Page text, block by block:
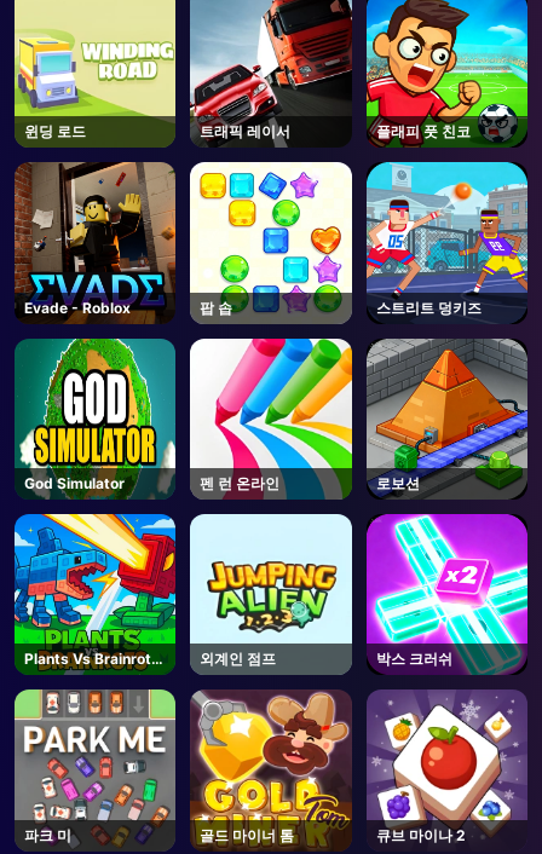
윈딩 로드 트래픽 레이서 플래피 풋 친코
Evade - Roblox 팝 솝 스트리트 덩키즈
God Simulator 펜 런 온라인 로보션
Plants Vs Brainrots
- Unblocked Online
Game
외계인 점프 박스 크러쉬
파크 미 골드 마이너 톰 큐브 마이나 2